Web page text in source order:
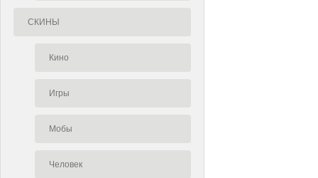
СКИНЫ
Кино
Игры
Мобы
Человек